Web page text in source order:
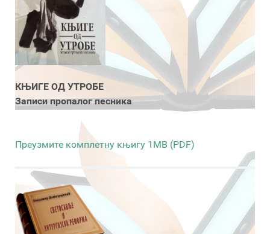
КЊИГЕ ОД УТРОБЕ
Записи пропалог песника
Преузмите комплетну књигу 1MB (PDF)